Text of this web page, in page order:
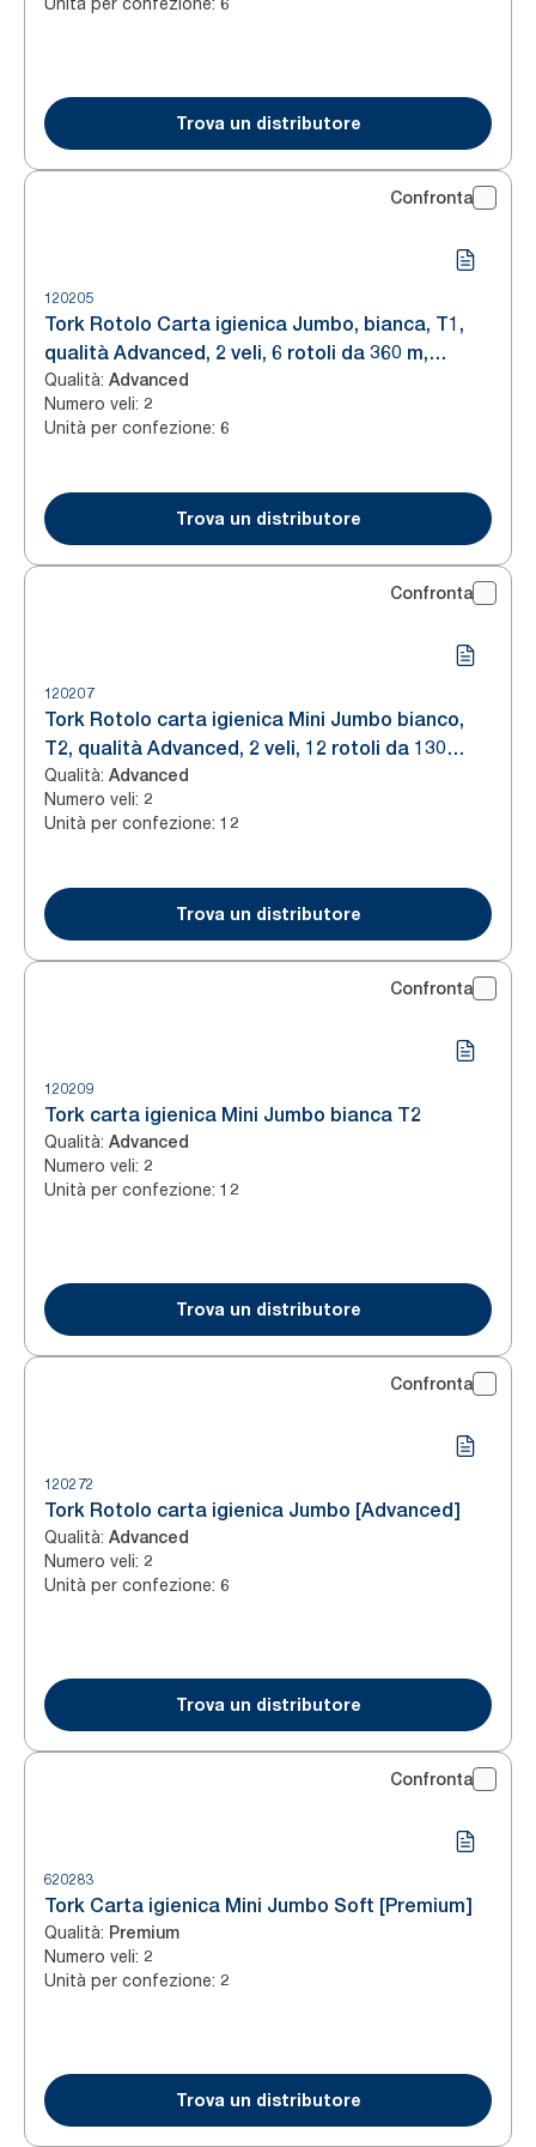
Trova un distributore
Confronta
120205
Tork Rotolo Carta igienica Jumbo, bianca, T1,
qualità Advanced, 2 veli, 6 rotoli da 360 m,
120205
Qualità: Advanced
Numero veli: 2
Unità per confezione: 6
Trova un distributore
Confronta
120207
Tork Rotolo carta igienica Mini Jumbo bianco,
T2, qualità Advanced, 2 veli, 12 rotoli da 130
metri, 120207
Qualità: Advanced
Numero veli: 2
Unità per confezione: 12
Trova un distributore
Confronta
120209
Tork carta igienica Mini Jumbo bianca T2
Qualità: Advanced
Numero veli: 2
Unità per confezione: 12
Trova un distributore
Confronta
120272
Tork Rotolo carta igienica Jumbo [Advanced]
Qualità: Advanced
Numero veli: 2
Unità per confezione: 6
Trova un distributore
Confronta
620283
Tork Carta igienica Mini Jumbo Soft [Premium]
Qualità: Premium
Numero veli: 2
Unità per confezione: 2
Trova un distributore